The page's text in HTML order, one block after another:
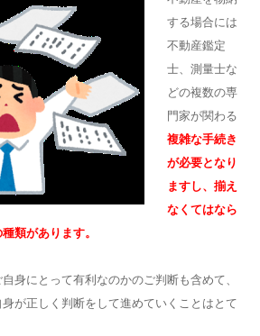
する場合には
不動産鑑定
士、測量士な
どの複数の専
門家が関わる
複雑な手続き
が必要となり
ますし、揃え
なくてはなら
類があります。
身にとって有利なのかのご判断も含めて、
が正しく判断をして進めていくことはとて